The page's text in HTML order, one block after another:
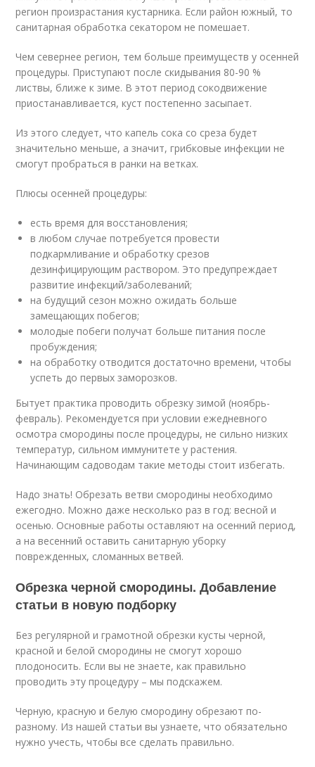
регион произрастания кустарника. Если район южный, то
санитарная обработка секатором не помешает.
Чем севернее регион, тем больше преимуществ у осенней
процедуры. Приступают после скидывания 80-90 %
листвы, ближе к зиме. В этот период сокодвижение
приостанавливается, куст постепенно засыпает.
Из этого следует, что капель сока со среза будет
значительно меньше, а значит, грибковые инфекции не
смогут пробраться в ранки на ветках.
Плюсы осенней процедуры:
есть время для восстановления;
в любом случае потребуется провести
подкармливание и обработку срезов
дезинфицирующим раствором. Это предупреждает
развитие инфекций/заболеваний;
на будущий сезон можно ожидать больше
замещающих побегов;
молодые побеги получат больше питания после
пробуждения;
на обработку отводится достаточно времени, чтобы
успеть до первых заморозков.
Бытует практика проводить обрезку зимой (ноябрь-
февраль). Рекомендуется при условии ежедневного
осмотра смородины после процедуры, не сильно низких
температур, сильном иммунитете у растения.
Начинающим садоводам такие методы стоит избегать.
Надо знать! Обрезать ветви смородины необходимо
ежегодно. Можно даже несколько раз в год: весной и
осенью. Основные работы оставляют на осенний период,
а на весенний оставить санитарную уборку
поврежденных, сломанных ветвей.
Обрезка черной смородины. Добавление
статьи в новую подборку
Без регулярной и грамотной обрезки кусты черной,
красной и белой смородины не смогут хорошо
плодоносить. Если вы не знаете, как правильно
проводить эту процедуру – мы подскажем.
Черную, красную и белую смородину обрезают по-
разному. Из нашей статьи вы узнаете, что обязательно
нужно учесть, чтобы все сделать правильно.